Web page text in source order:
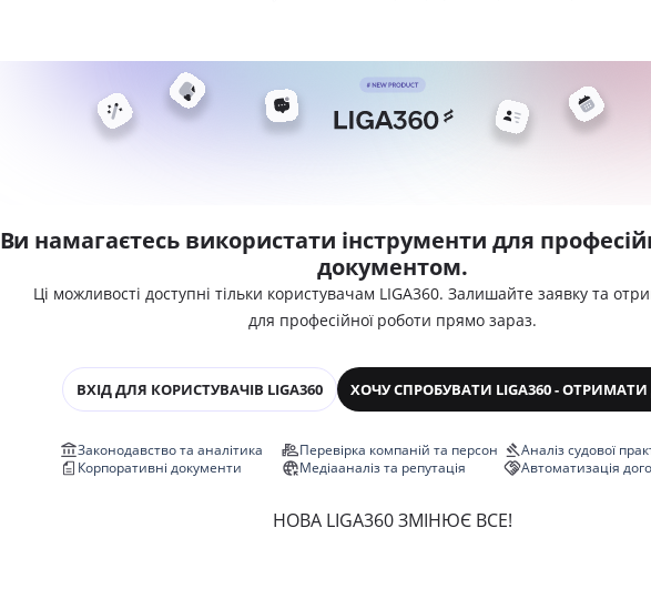
Ви намагаєтесь використати інструменти для
документом.
Ці можливості доступні тільки користувачам LIGA360. Залишайте заявку та
для професійної роботи прямо зараз.
ВХІД ДЛЯ КОРИСТУВАЧІВ LIGA360 ХОЧУ СПРОБУВАТИ LIGA360 -
Законодавство та аналітика
Корпоративні документи
Перевірка компаній та персон
Медіааналіз та репутація
Аналіз судової
Автоматизація
НОВА LIGA360 ЗМІНЮЄ ВСЕ!